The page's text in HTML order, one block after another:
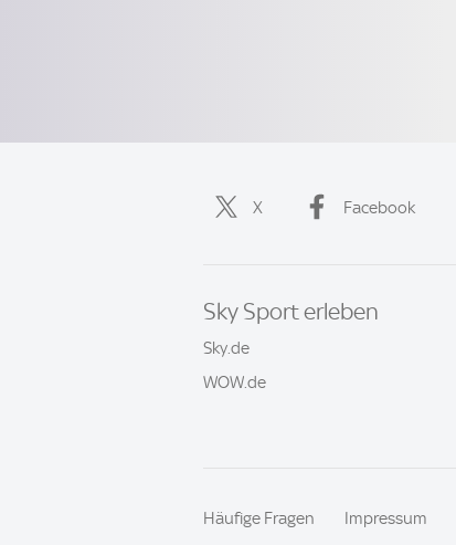
X Facebook
Sky Sport erleben
Sky.de
WOW.de
Häufige Fragen Impressum